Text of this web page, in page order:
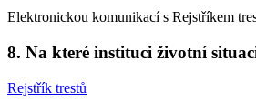
Elektronickou komunikací s Rejstříkem
8. Na které instituci životní
Rejstřík trestů